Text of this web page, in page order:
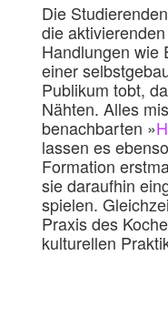
Die
die
Handlungen wie
einer
Publikum tobt,
Nähten. Alles
benachbarten »
lassen es
Formation
sie daraufhin
spielen.
Praxis des
kulturellen